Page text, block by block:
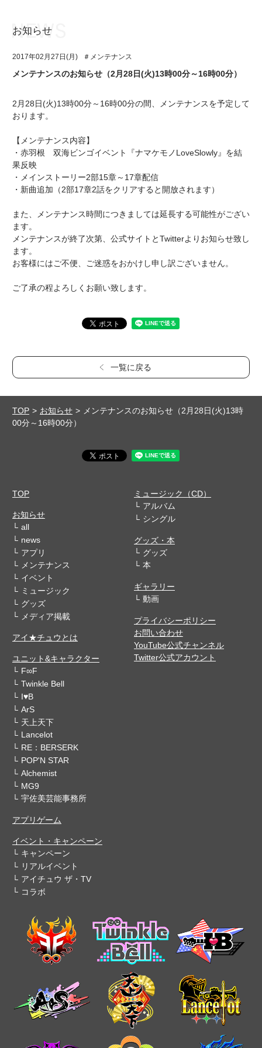
アプリゲーム
イベント・キャンペーン
ミュージック
グッズ・本
ユニット&キャラクター
アプリゲーム
イベント・キャンペーン
ミュージック
ギャラリー
お知らせ
2017年02月27日(月) ＃メンテナンス
メンテナンスのお知らせ（2月28日(火)13時00分～16時00分）
2月28日(火)13時00分～16時00分の間、メンテナンスを予定して
おります。
【メンテナンス内容】
・赤羽根 双海ビンゴイベント『ナマケモノLoveSlowly』を結
果反映
・メインストーリー2部15章～17章配信
・新曲追加（2部17章2話をクリアすると開放されます）
また、メンテナンス時間につきましては延長する可能性がござい
ます。
メンテナンスが終了次第、公式サイトとTwitterよりお知らせ致し
ます。
お客様にはご不便、ご迷惑をおかけし申し訳ございません。
ご了承の程よろしくお願い致します。
一覧に戻る
TOP お知らせ
メンテナンスのお知らせ（2月28日(火)13時
00分～16時00分）
TOP
お知らせ
all
news
アプリ
メンテナンス
イベント
ミュージック
グッズ
メディア掲載
アイ★チュウとは
ユニット&キャラクター
F∞F
Twinkle Bell
I♥B
ArS
天上天下
Lancelot
RE：BERSERK
POP'N STAR
Alchemist
MG9
宇佐美芸能事務所
アプリゲーム
イベント・キャンペーン
キャンペーン
リアルイベント
アイチュウ ザ・TV
コラボ
ミュージック（CD）
アルバム
シングル
グッズ・本
グッズ
本
ギャラリー
動画
プライバシーポリシー
お問い合わせ
YouTube公式チャンネル
Twitter公式アカウント